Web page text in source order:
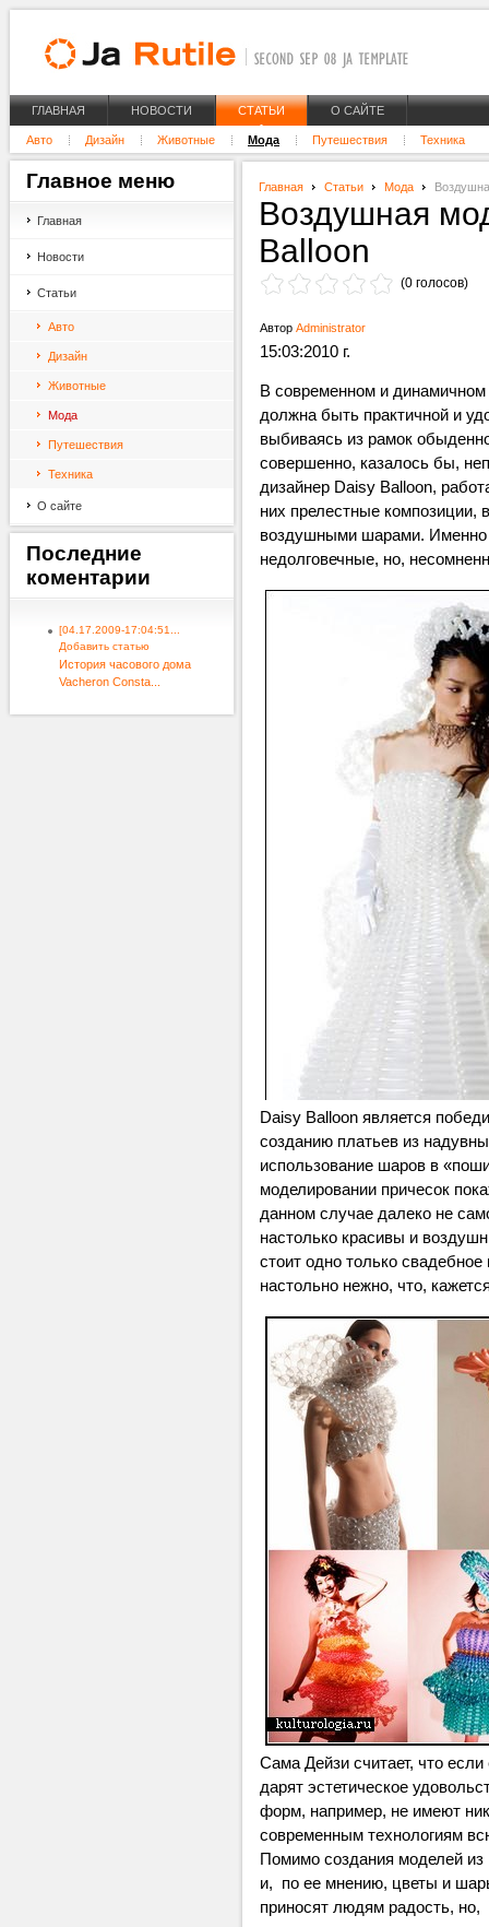
ГЛАВНАЯ НОВОСТИ СТАТЬИ О САЙТЕ
Авто Дизайн Животные Мода Путешествия Техника
Главная Статьи Мода
Воздушная
Balloon
(0 голосов)
Автор Administrator
15:03:2010 г.
В современном и
должна быть практичной и
выбиваясь из рамок
совершенно, казалось бы,
дизайнер Daisy Balloon,
них прелестные
воздушными шарами. Именно
недолговечные, но,
Daisy Balloon является
созданию платьев из
использование шаров в
моделировании причесок
данном случае далеко не
настолько красивы и
стоит одно только
настольно нежно, что,
Сама Дейзи считает, что
дарят эстетическое
форм, например, не имеют
современным технологиям
Помимо создания моделей
и, по ее мнению, цветы и
приносят людям радость,
Главное меню
Главная
Новости
Статьи
Авто
Дизайн
Животные
Мода
Путешествия
Техника
О сайте
Последние
коментарии
[04.17.2009-17:04:51...
Добавить статью
История часового дома
Vacheron Consta...